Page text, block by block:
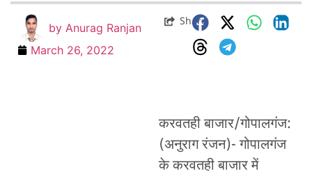
by Anurag Ranjan
March 26, 2022
Share
करवतही बाजार/गोपालगंज:
(अनुराग रंजन)- गोपालगंज
के करवतही बाजार में